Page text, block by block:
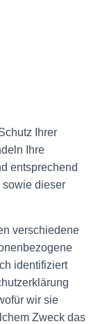
Ihrer
Ihre
entsprechend
sowie dieser
verschiedene
identifiziert
wir sie
Zweck das